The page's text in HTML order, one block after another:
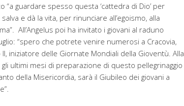
“a guardare spesso questa ‘cattedra di Dio’ per
e dà la vita, per rinunciare all’egoismo, alla
All’Angelus poi ha invitato i giovani al raduno
“spero che potrete venire numerosi a Cracovia,
iniziatore delle Giornate Mondiali della Gioventù. Alla
ultimi mesi di preparazione di questo pellegrinaggio
della Misericordia, sarà il Giubileo dei giovani a